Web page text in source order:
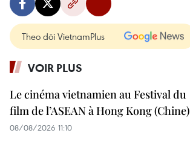
Theo dõi VietnamPlus
VOIR PLUS
Le cinéma vietnamien au Festival du
film de l’ASEAN à Hong Kong (Chine)
08/08/2026 11:10